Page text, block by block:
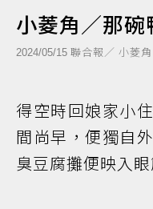
小菱角／那碗
2024/05/15 聯合報／ 小菱角
得空時回娘家小
間尚早，便獨自
臭豆腐攤便映入眼